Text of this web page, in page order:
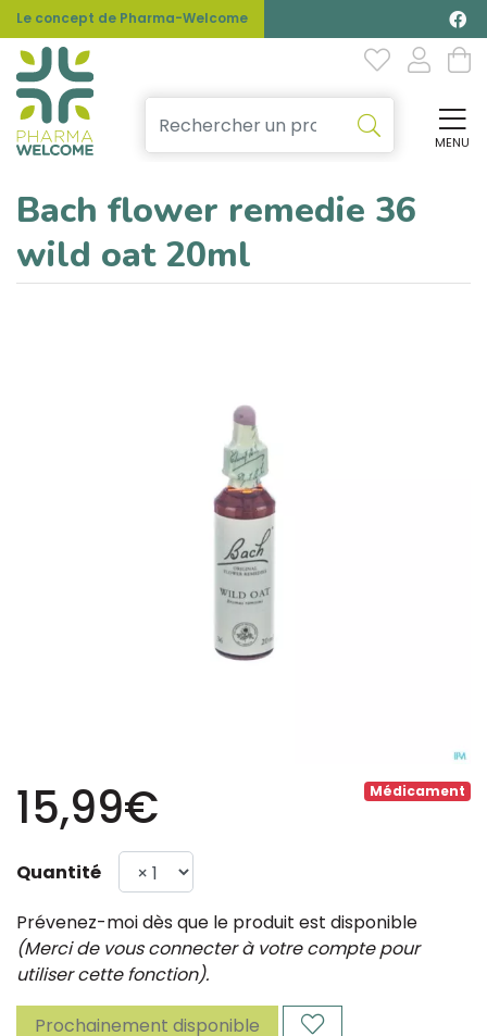
Le concept de Pharma-Welcome
MENU
Bach flower remedie 36
wild oat 20ml
Médicament
15,99€
Quantité
Prévenez-moi dès que le produit est disponible
(Merci de vous connecter à votre compte pour
utiliser cette fonction).
Prochainement disponible